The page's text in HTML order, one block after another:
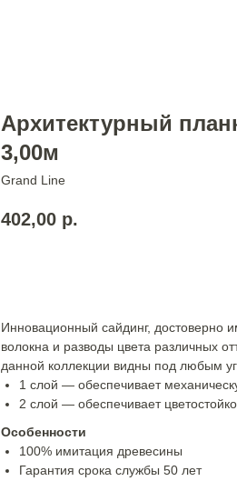
Архитектурный
3,00м
Grand Line
402,00 р.
Инновационный сайдинг, достоверно
волокна и разводы цвета различных
данной коллекции видны под любым
1 слой — обеспечивает
2 слой — обеспечивает
Особенности
100% имитация древесины
Гарантия срока службы 50 лет